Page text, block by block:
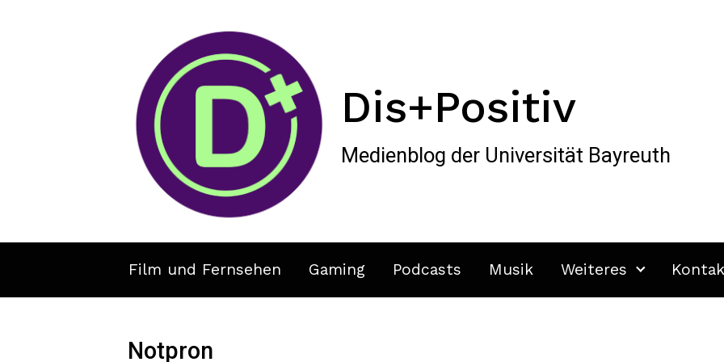
Dis+Positiv
Medienblog der Universität Bayreuth
Film und Fernsehen Gaming Podcasts Musik Weiteres
Notpron